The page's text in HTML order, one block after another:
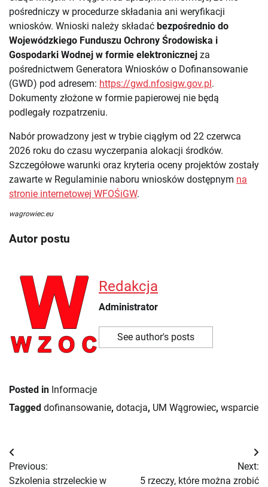
pośredniczy w procedurze składania ani weryfikacji
wniosków. Wnioski należy składać bezpośrednio do
Wojewódzkiego Funduszu Ochrony Środowiska i
Gospodarki Wodnej w formie elektronicznej za
pośrednictwem Generatora Wniosków o Dofinansowanie
(GWD) pod adresem: https://gwd.nfosigw.gov.pl .
Dokumenty złożone w formie papierowej nie będą
podlegały rozpatrzeniu.
Nabór prowadzony jest w trybie ciągłym od 22 czerwca
2026 roku do czasu wyczerpania alokacji środków.
Szczegółowe warunki oraz kryteria oceny projektów zostały
zawarte w Regulaminie naboru wniosków dostępnym na
stronie internetowej WFOŚiGW.
wagrowiec.eu
Autor postu
Redakcja
Administrator
See author's posts
Posted in Informacje
Tagged dofinansowanie, dotacja, UM Wągrowiec, wsparcie
Nawigacja
wpisu
Previous:
Szkolenia strzeleckie w
Next:
5 rzeczy, które można zrobić